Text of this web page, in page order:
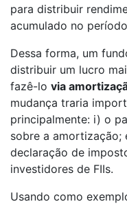
para distribuir
acumulado no
Dessa forma, um
distribuir um lucro
fazê-lo via
mudança traria
principalmente: i) o
sobre a amortização;
declaração de
investidores de FIIs.
Usando como